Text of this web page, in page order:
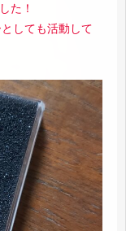
た！
しても活動して